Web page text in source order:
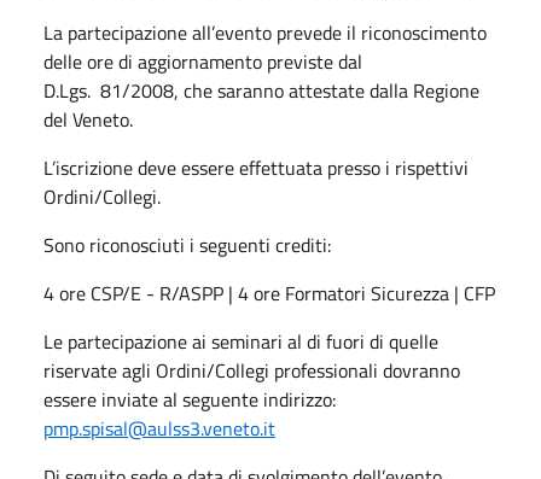
La partecipazione all’evento prevede il riconoscimento
delle ore di aggiornamento previste dal
D.Lgs. 81/2008, che saranno attestate dalla Regione
del Veneto.
L’iscrizione deve essere effettuata presso i rispettivi
Ordini/Collegi.
Sono riconosciuti i seguenti crediti:
4 ore CSP/E - R/ASPP | 4 ore Formatori Sicurezza | CFP
Le partecipazione ai seminari al di fuori di quelle
riservate agli Ordini/Collegi professionali dovranno
essere inviate al seguente indirizzo:
pmp.spisal@aulss3.veneto.it